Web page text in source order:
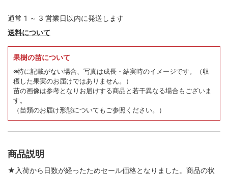
通常 1 ～ 3 営業日以内に発送します
送料について
果樹の苗について
※特に記載がない場合、写真は成長・結実時のイメージです。
（収
穫した果実のお届けではありません。）
苗の画像は参考となりお届けする商品と若干異なる場合もございま
す。
（苗類のお届け形態についてもご参照ください。）
商品説明
★入荷から日数が経ったためセール価格となりました。商品の状